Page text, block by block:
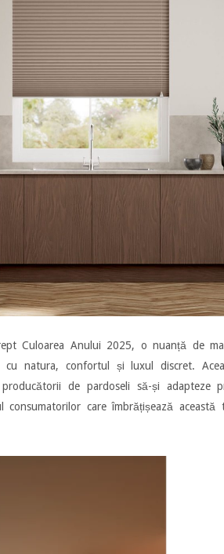
Culoarea Anului 2025, o nuanță de
cu natura, confortul și luxul discret.
de pardoseli să-și adapteze
care îmbrățișează această